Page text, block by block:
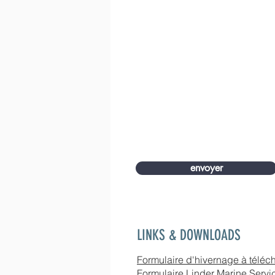
envoyer
LINKS & DOWNLOADS
Formulaire d'hivernage à